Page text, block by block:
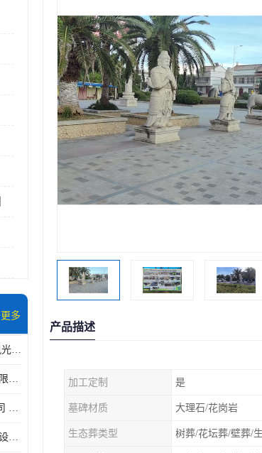
更多
武汉陵园机构 圆意殡葬 风光秀丽
陵园公司 武汉圆意殡葬有限公司 精工细作
武汉千子星空陵园服务公司 圆意殡葬中心 环境优美
武汉洪山区殡葬机构 专属设计 圆意殡葬中心
产品描述
加工定制 是
墓碑材质 大理石/花岗岩
生态葬类型 树葬/花坛葬/壁葬/